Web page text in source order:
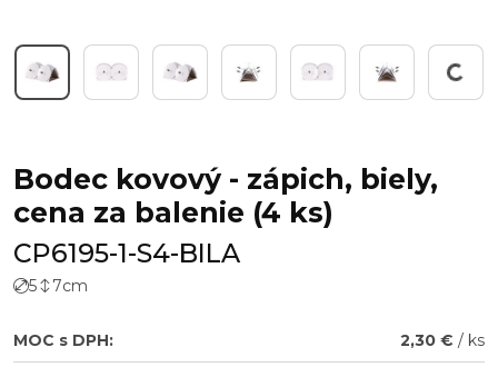
Working...
Bodec kovový - zápich, biely,
cena za balenie (4 ks)
CP6195-1-S4-BILA
5 7cm
MOC s DPH: 2,30 € / ks